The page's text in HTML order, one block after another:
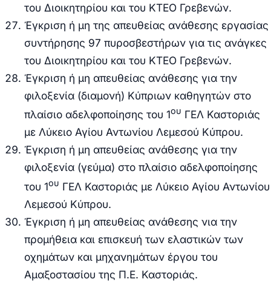
του Διοικητηρίου και του ΚΤΕΟ Γρεβενών.
Έγκριση ή μη της απευθείας ανάθεσης εργασίας
συντήρησης 97 πυροσβεστήρων για τις ανάγκες
του Διοικητηρίου και του ΚΤΕΟ Γρεβενών.
Έγκριση ή μη απευθείας ανάθεσης για την
φιλοξενία (διαμονή) Κύπριων καθηγητών στο
πλαίσιο αδελφοποίησης του 1ου ΓΕΛ Καστοριάς
με Λύκειο Αγίου Αντωνίου Λεμεσού Κύπρου.
Έγκριση ή μη απευθείας ανάθεσης για την
φιλοξενία (γεύμα) στο πλαίσιο αδελφοποίησης
του 1ου ΓΕΛ Καστοριάς με Λύκειο Αγίου Αντωνίου
Λεμεσού Κύπρου.
Έγκριση ή μη απευθείας ανάθεσης νια την
προμήθεια και επισκευή των ελαστικών των
οχημάτων και μηχανημάτων έργου του
Αμαξοστασίου της Π.Ε. Καστοριάς.